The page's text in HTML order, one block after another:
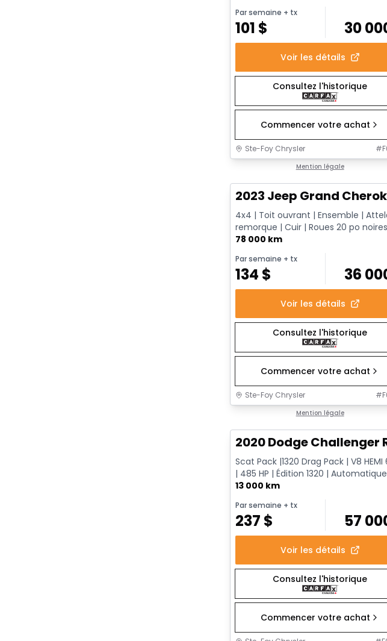
Par semaine + tx
101 $ 30
Voir les détails
Consultez l'historique
Commencer votre achat
Ste-Foy Chrysler #
Mention légale
Très bonne offre
2023 Jeep Grand
4x4 | Toit ouvrant | Ensemble |
remorque | Cuir | Roues 20 po noires
78 000 km
Par semaine + tx
134 $ 36
Voir les détails
Consultez l'historique
Commencer votre achat
Ste-Foy Chrysler #
Mention légale
Très bonne offre
2020 Dodge Challenger
Scat Pack |1320 Drag Pack | V8 HEMI
| 485 HP | Édition 1320 |
rapports | Go Mango
13 000 km
Par semaine + tx
237 $ 57
Voir les détails
Consultez l'historique
Commencer votre achat